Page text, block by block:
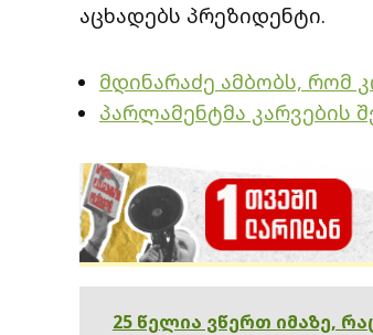
აცხადებს პრეზიდენტი.
მდინარაძე ამბობს, რომ
პარლამენტმა კარვების
25 წელია ვწერთ იმაზე,